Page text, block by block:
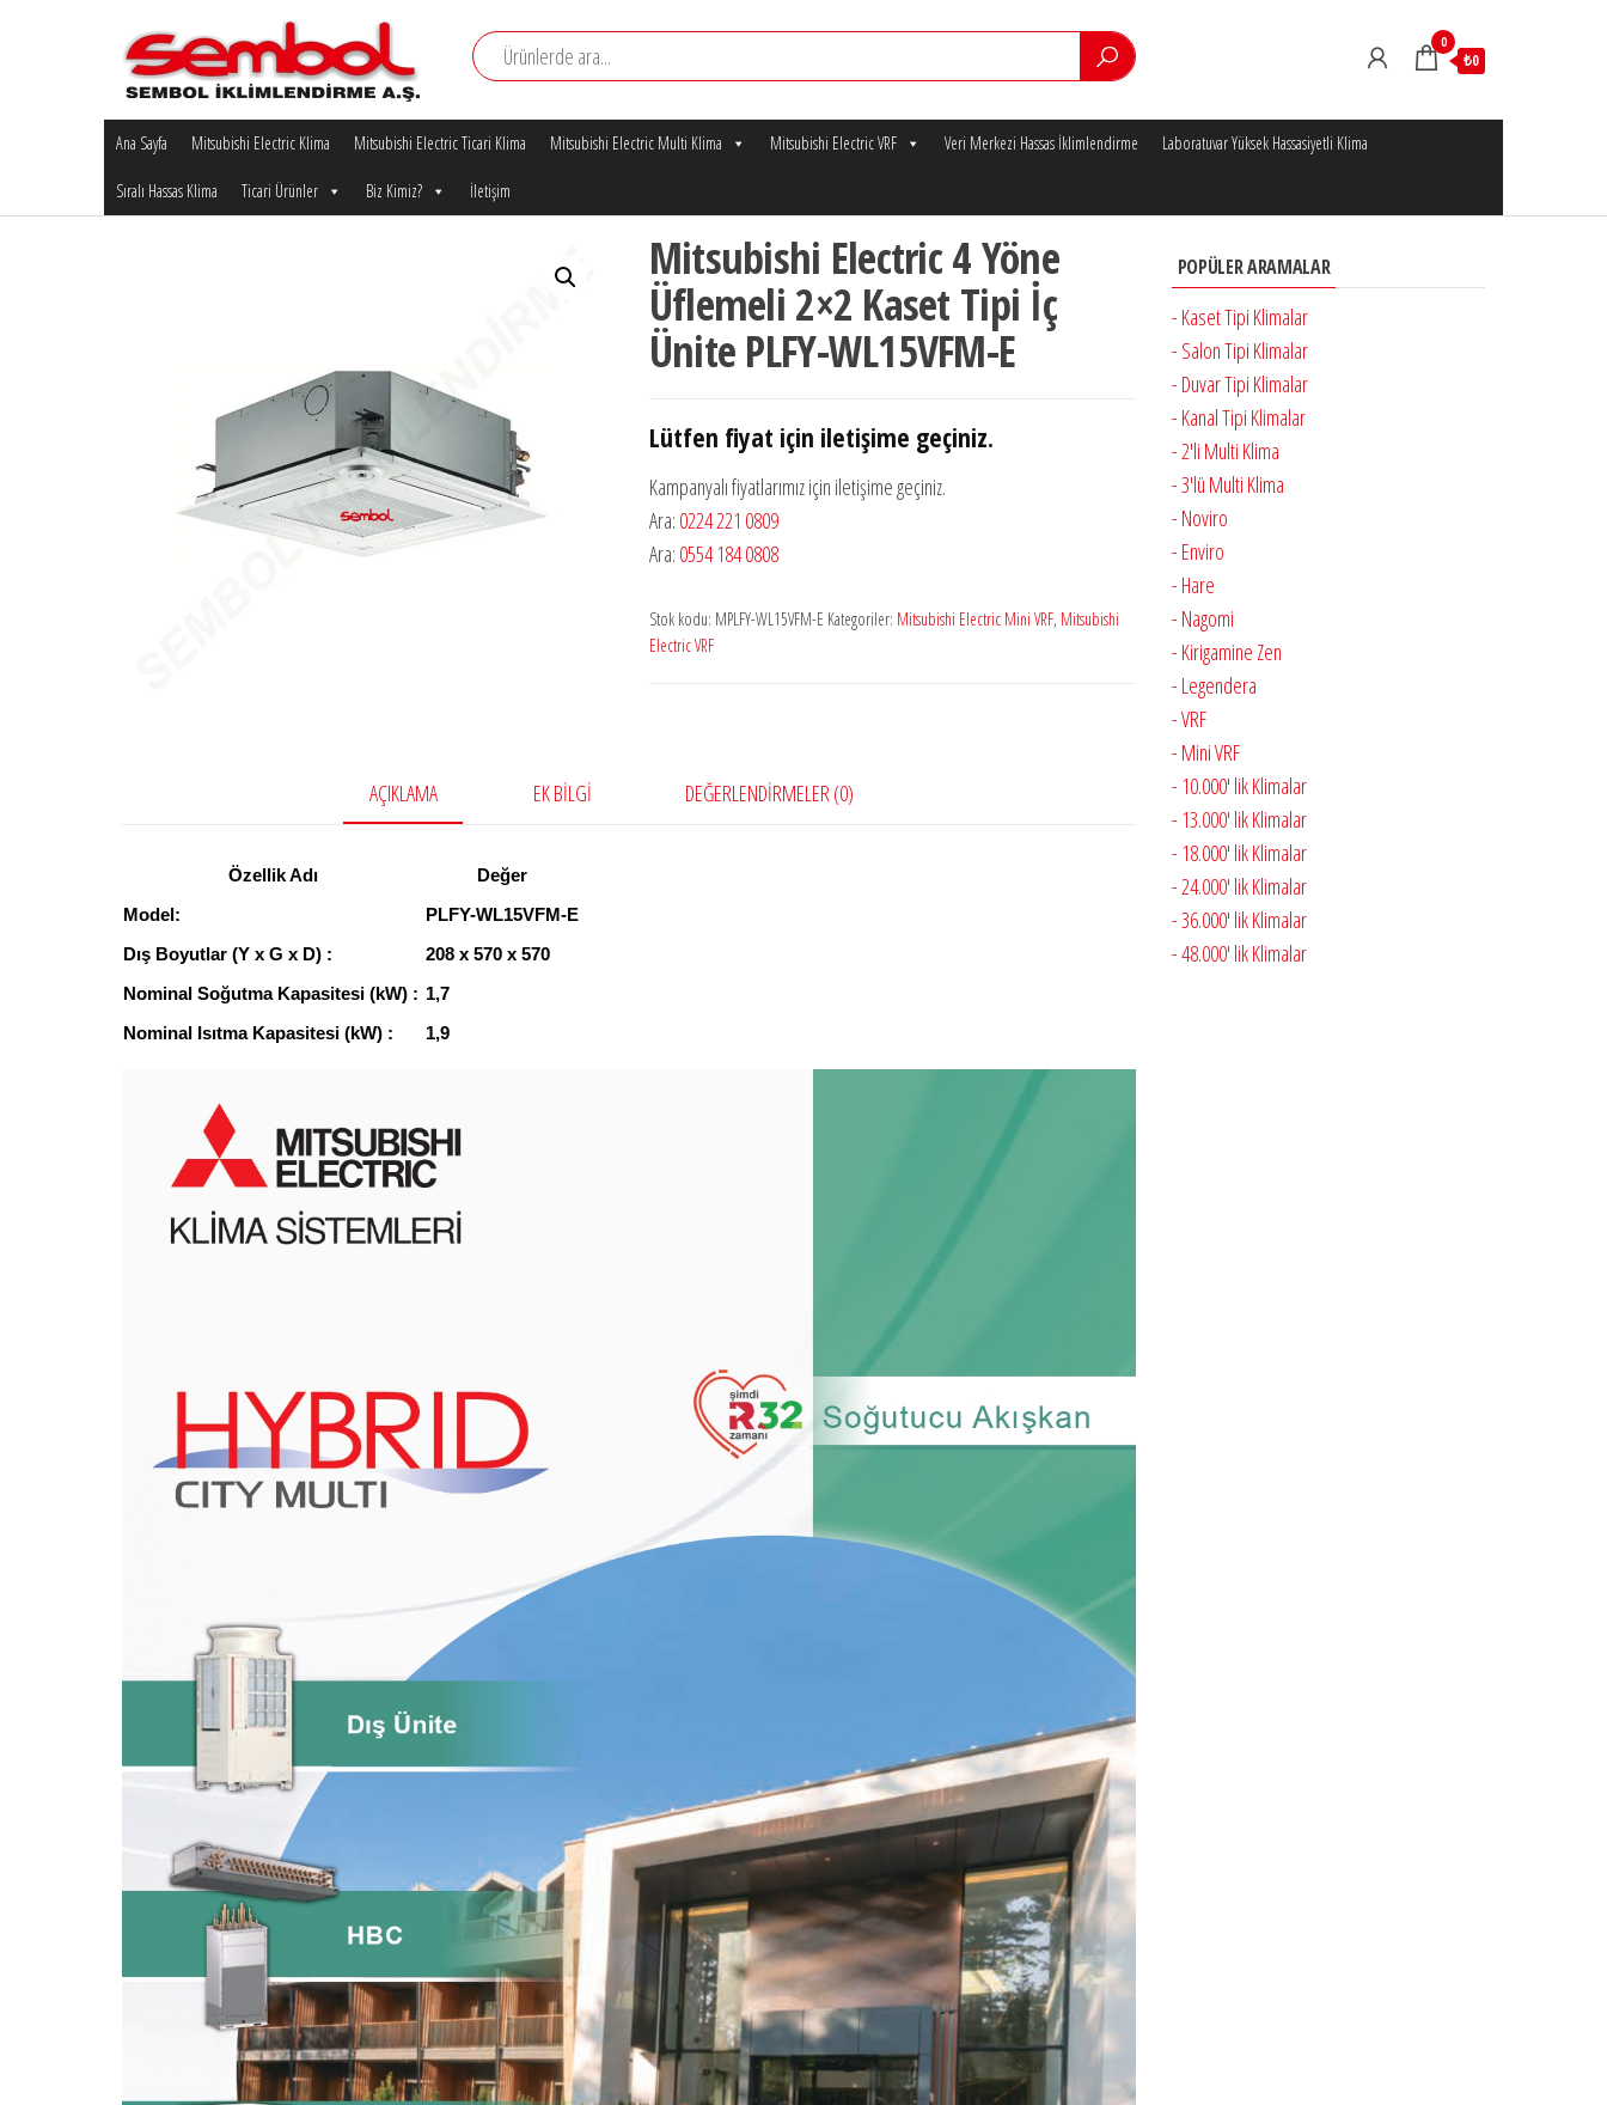
Mitsubishi
Electric
Klima
Mitsubishi
Electric Klima
İklimlendirme
A.Ş.
0
₺0
Ana Sayfa Mitsubishi Electric Klima Mitsubishi Electric Ticari Klima Mitsubishi Electric Multi Klima Mitsubishi Electric VRF Veri Merkezi Hassas İklimlendirme Laboratuvar Yüksek Hassasiyetli Klima
Sıralı Hassas Klima Ticari Ürünler Biz Kimiz? İletişim
Mitsubishi Electric 4 Yöne
Üflemeli 2×2 Kaset Tipi İç
Ünite PLFY-WL15VFM-E
Lütfen fiyat için iletişime geçiniz.
Kampanyalı fiyatlarımız için iletişime geçiniz.
Ara: 0224 221 0809
Ara: 0554 184 0808
Stok kodu: MPLFY-WL15VFM-E Kategoriler: Mitsubishi Electric Mini VRF, Mitsubishi
Electric VRF
AÇIKLAMA EK BILGI DEĞERLENDIRMELER (0)
Özellik Adı
Değer
Model:
PLFY-WL15VFM-E
Dış Boyutlar (Y x G x D) :
208 x 570 x 570
Nominal Soğutma Kapasitesi (kW) : 1,7
Nominal Isıtma Kapasitesi (kW) :
1,9
POPÜLER ARAMALAR
- Kaset Tipi Klimalar
- Salon Tipi Klimalar
- Duvar Tipi Klimalar
- Kanal Tipi Klimalar
- 2'li Multi Klima
- 3'lü Multi Klima
- Noviro
- Enviro
- Hare
- Nagomi
- Kirigamine Zen
- Legendera
- VRF
- Mini VRF
- 10.000' lik Klimalar
- 13.000' lik Klimalar
- 18.000' lik Klimalar
- 24.000' lik Klimalar
- 36.000' lik Klimalar
- 48.000' lik Klimalar